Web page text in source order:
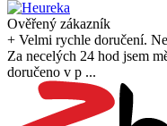
Ověřený zákazník
+ Velmi rychle doručení.
Za necelých 24 hod jsem
doručeno v p ...